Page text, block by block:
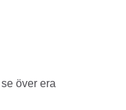
över era